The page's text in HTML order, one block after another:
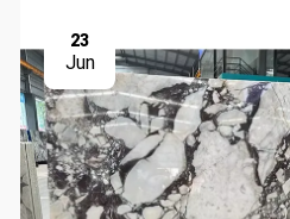
23
Jun